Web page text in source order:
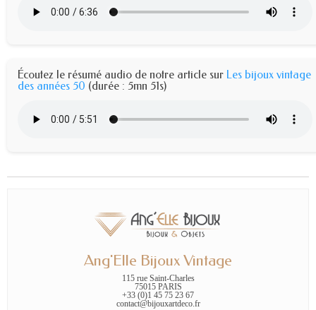
Écoutez le résumé audio de notre article sur Les bijoux vintage
des années 50 (durée : 5mn 51s)
Ang'Elle Bijoux Vintage
115 rue Saint-Charles
75015 PARIS
+33 (0)1 45 75 23 67
contact@bijouxartdeco.fr